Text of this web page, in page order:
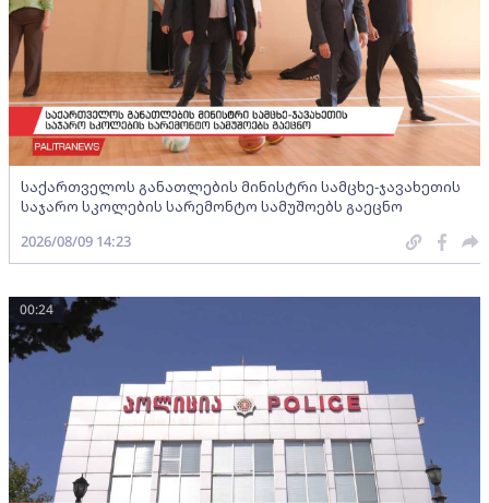
საქართველოს განათლების მინისტრი სამცხე-ჯავახეთის
საჯარო სკოლების სარემონტო სამუშოებს გაეცნო
2026/08/09 14:23
00:24